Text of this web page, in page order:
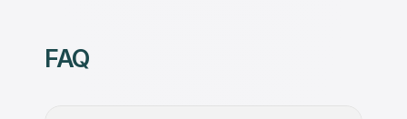
FAQ
Zeitpunkt und Menge einer Bestellung. Das